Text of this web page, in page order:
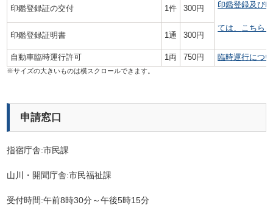
印鑑登録証の交付 1件 300円 印鑑登録及び
ては、 こちら
印鑑登録証明書
1通 300円
自動車臨時運行許可 1両 750円 臨時運行につ
申請窓口
指宿庁舎:市民課
山川・開聞庁舎:市民福祉課
受付時間:午前8時30分～午後5時15分